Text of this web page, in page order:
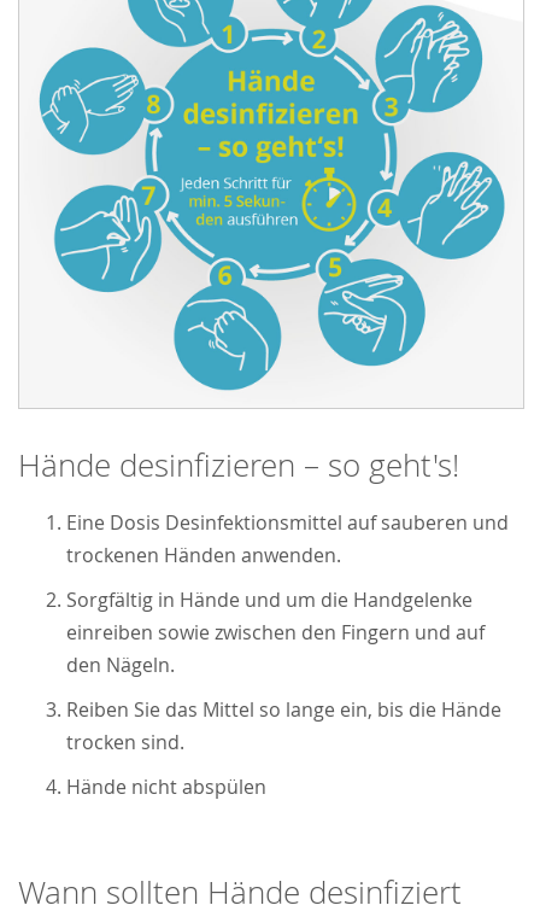
Hände desinfizieren – so geht's!
Eine Dosis Desinfektionsmittel auf sauberen und
trockenen Händen anwenden.
Sorgfältig in Hände und um die Handgelenke
einreiben sowie zwischen den Fingern und auf
den Nägeln.
Reiben Sie das Mittel so lange ein, bis die Hände
trocken sind.
Hände nicht abspülen
Wann sollten Hände desinfiziert